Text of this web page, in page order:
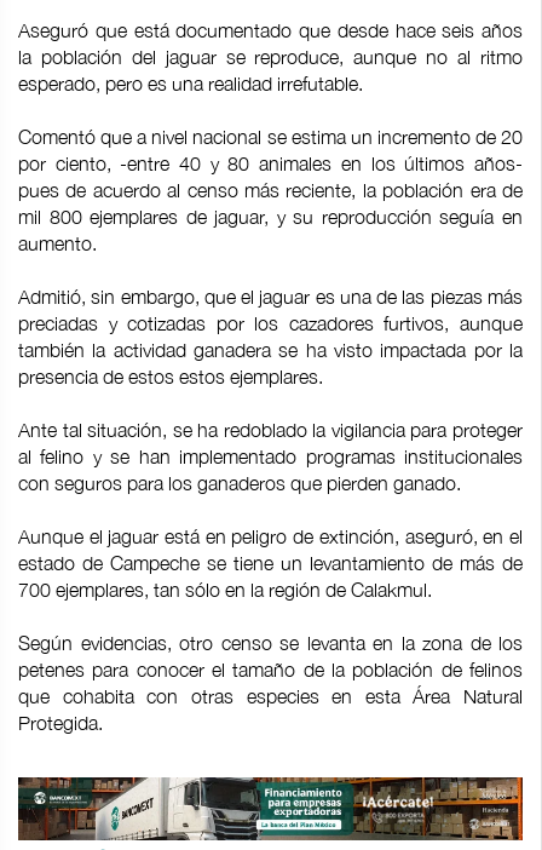
Aseguró que está documentado que desde hace seis años
la población del jaguar se reproduce, aunque no al ritmo
esperado, pero es una realidad irrefutable.
Comentó que a nivel nacional se estima un incremento de 20
por ciento, -entre 40 y 80 animales en los últimos años-
pues de acuerdo al censo más reciente, la población era de
mil 800 ejemplares de jaguar, y su reproducción seguía en
aumento.
Admitió, sin embargo, que el jaguar es una de las piezas más
preciadas y cotizadas por los cazadores furtivos, aunque
también la actividad ganadera se ha visto impactada por la
presencia de estos estos ejemplares.
Ante tal situación, se ha redoblado la vigilancia para proteger
al felino y se han implementado programas institucionales
con seguros para los ganaderos que pierden ganado.
Aunque el jaguar está en peligro de extinción, aseguró, en el
estado de Campeche se tiene un levantamiento de más de
700 ejemplares, tan sólo en la región de Calakmul.
Según evidencias, otro censo se levanta en la zona de los
petenes para conocer el tamaño de la población de felinos
que cohabita con otras especies en esta Área Natural
Protegida.